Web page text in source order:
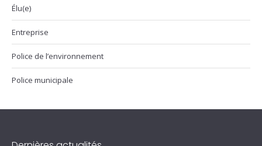
Élu(e)
Entreprise
Police de l’environnement
Police municipale